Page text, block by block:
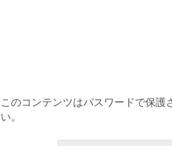
このコンテンツはパスワードで保
い。